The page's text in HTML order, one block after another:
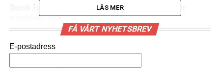
Dansk Folkeparti betalar tillbaka EU-pengar efter
misstänkt fusk
Kraftig ökning av bilpendlingen över Öresundsbron och
färre tågpendlare i september
LÄS MER
FÅ VÅRT NYHETSBREV
E-postadress